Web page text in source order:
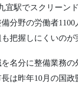
宜駅でスクリーン
分野の労働者
把握しにくいのが
名分に整備業務
は昨年10月の国